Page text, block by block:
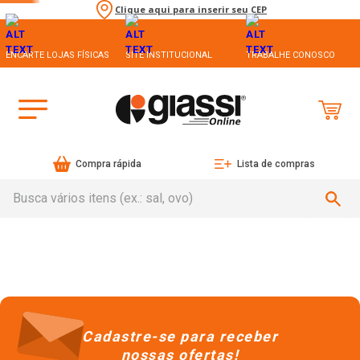
Clique aqui para inserir seu CEP
ENCARTE LOJAS FÍSICAS SITE INSTITUCIONAL TRABALHE CONOSCO
Compra rápida Lista de compras
Cadastre-se para receber
nossas ofertas!